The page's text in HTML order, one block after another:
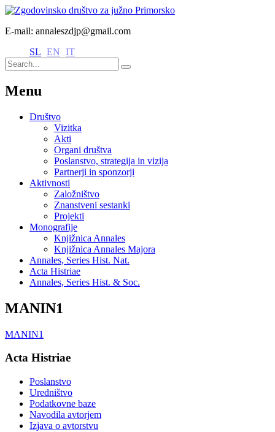
E-mail: annaleszdjp@gmail.com
SL EN IT
Menu
Društvo
Vizitka
Akti
Organi društva
Poslanstvo, strategija in vizija
Partnerji in sponzorji
Aktivnosti
Založništvo
Znanstveni sestanki
Projekti
Monografije
Knjižnica Annales
Knjižnica Annales Majora
Annales, Series Hist. Nat.
Acta Histriae
Annales, Series Hist. & Soc.
MANIN1
MANIN1
Acta Histriae
Poslanstvo
Uredništvo
Podatkovne baze
Navodila avtorjem
Izjava o avtorstvu